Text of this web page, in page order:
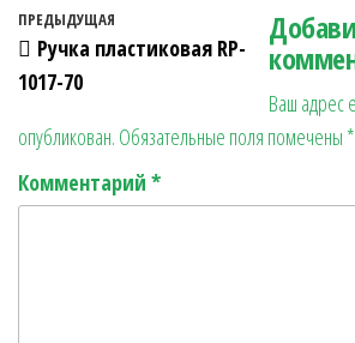
Навигация по записям
Предыдущая запись
ПРЕДЫДУЩАЯ
Ручка пластиковая RP-
1017-70
Ваш адрес
опубликован. Обязательные поля помечены *
Комментарий *